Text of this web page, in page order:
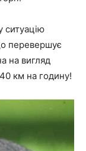
ситуацію
перевершує
на вигляд
км на годину!